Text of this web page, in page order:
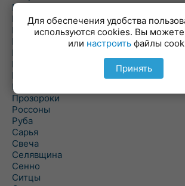
Пальминка
Парафьяново
Плисса
Повятье
Погоща
Подсвилье
Полоцк
Поставы
Прозороки
Россоны
Руба
Сарья
Свеча
Селявщина
Сенно
Ситцы
Для обеспечения удобства
используются cookies. Вы можете
или настроить файлы
Принять